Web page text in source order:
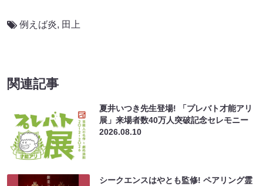
例えば炎, 田上
関連記事
夏井いつき先生登場! 「プレバト才能アリ
展」来場者数40万人突破記念セレモニー
2026.08.10
シークエンスはやとも監修! ペアリング霊